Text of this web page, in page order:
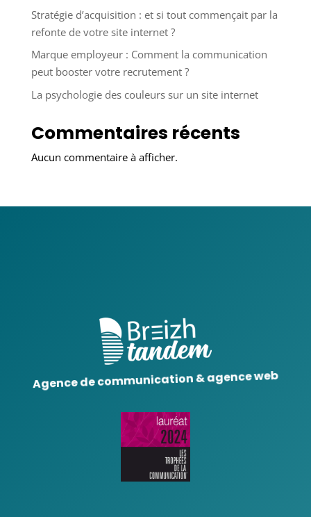
Stratégie d’acquisition : et si tout commençait par la
refonte de votre site internet ?
Marque employeur : Comment la communication
peut booster votre recrutement ?
La psychologie des couleurs sur un site internet
Commentaires récents
Aucun commentaire à afficher.
Agence de communication & agence web